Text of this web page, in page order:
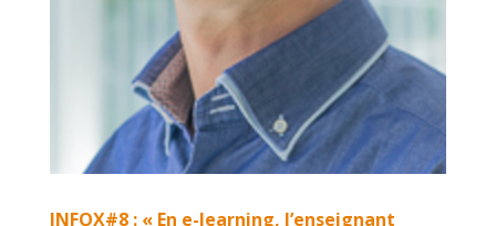
INFOX#8 : « En e-learning, l’enseignant